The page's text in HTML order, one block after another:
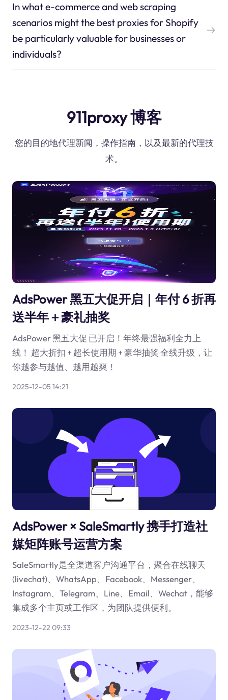
In what e-commerce and web scraping
scenarios might the best proxies for Shopify
be particularly valuable for businesses or
individuals?
911proxy 博客
您的目的地代理新闻，操作指南，以及最新的代理技
术。
AdsPower 黑五大促开启｜年付 6 折再
送半年＋豪礼抽奖
AdsPower 黑五大促 已开启！年终最强福利全力上
线！ 超大折扣 + 超长使用期 + 豪华抽奖 全线升级，让
你越参与越值、越用越爽！
2025-12-05 14:21
AdsPower × SaleSmartly 携手打造社
媒矩阵账号运营方案
SaleSmartly是全渠道客户沟通平台，聚合在线聊天
(livechat)、WhatsApp、Facebook、Messenger、
Instagram、Telegram、Line、Email、Wechat，能够
集成多个主页或工作区，为团队提供便利。
2023-12-22 09:33